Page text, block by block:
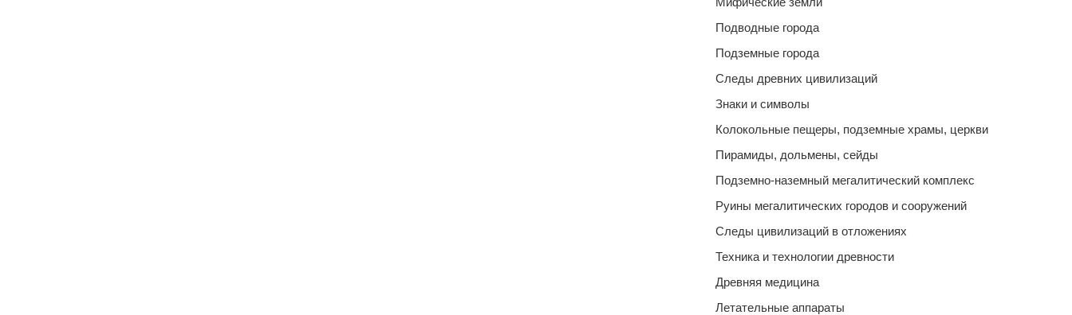
Подводные города
Подземные города
Следы древних цивилизаций
Знаки и символы
Колокольные пещеры, подземные храмы, церкви
Пирамиды, дольмены, сейды
Подземно-наземный мегалитический комплекс
Руины мегалитических городов и сооружений
Следы цивилизаций в отложениях
Техника и технологии древности
Древняя медицина
Летательные аппараты